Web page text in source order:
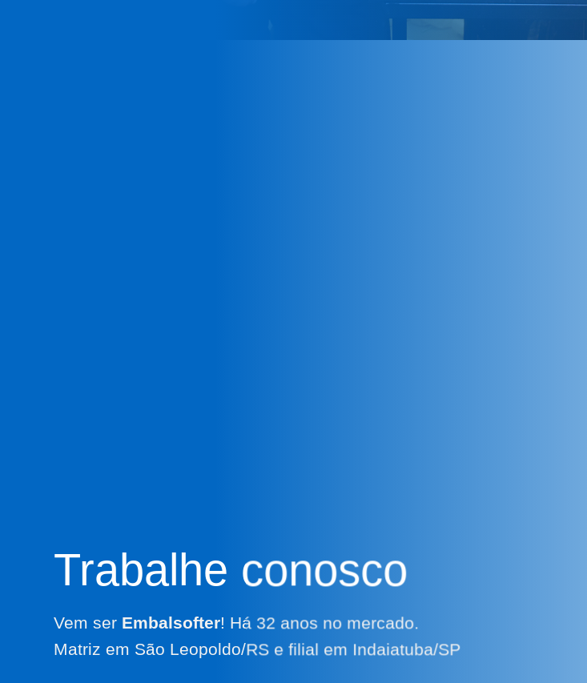
Trabalhe conosco
Vem ser Embalsofter! Há 32 anos no mercado.
Matriz em São Leopoldo/RS e filial em Indaiatuba/SP